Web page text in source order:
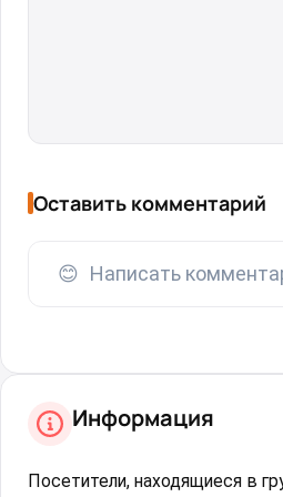
Оставить комментарий
😊 Написать
Информация
Посетители, находящиеся в